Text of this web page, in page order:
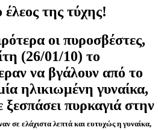
της τύχης!
οι πυροσβέστες,
(26/01/10) το
να βγάλουν από το
ηλικιωμένη γυναίκα,
ξεσπάσει πυρκαγιά στην
σε ελάχιστα λεπτά και ευτυχώς η γυναίκα,